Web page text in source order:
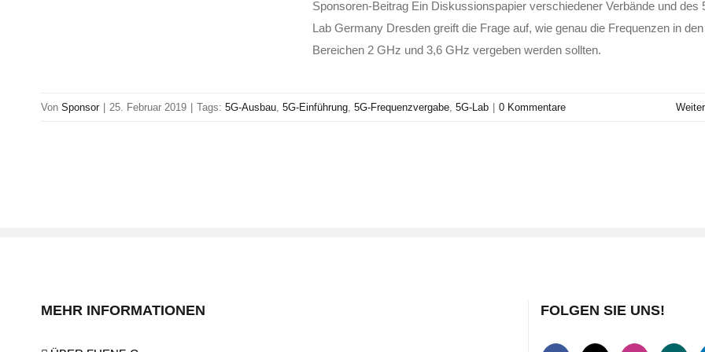
Sponsoren-Beitrag Ein Diskussionspapier verschiedener Verbände und des
Lab Germany Dresden greift die Frage auf, wie genau die Frequenzen in den
Bereichen 2 GHz und 3,6 GHz vergeben werden sollten.
Von Sponsor 25. Februar 2019 Tags: 5G-Ausbau, 5G-Einführung, 5G-Frequenzvergabe, 5G-Lab 0 Kommentare
MEHR INFORMATIONEN FOLGEN SIE UNS!